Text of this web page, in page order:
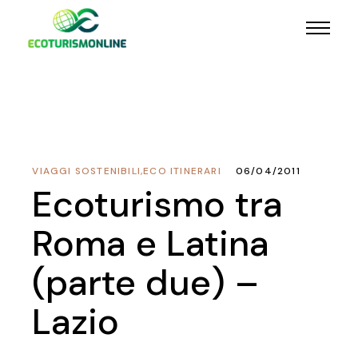
ECO ITINERARI
,
VIAGGI SOSTENIBILI 06/04/2011
Ecoturismo tra
Roma e Latina
(parte due) –
Lazio